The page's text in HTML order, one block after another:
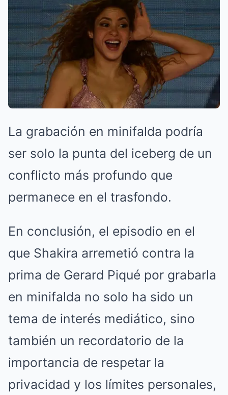
La grabación en minifalda podría
ser solo la punta del iceberg de un
conflicto más profundo que
permanece en el trasfondo.
En conclusión, el episodio en el
que Shakira arremetió contra la
prima de Gerard Piqué por grabarla
en minifalda no solo ha sido un
tema de interés mediático, sino
también un recordatorio de la
importancia de respetar la
privacidad y los límites personales,